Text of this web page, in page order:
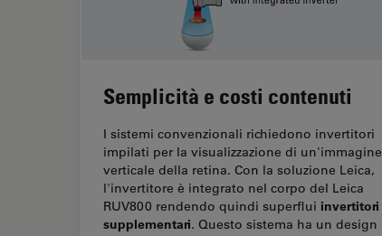
Semplicità e costi contenuti
I sistemi convenzionali richiedono invertitori
impilati per la visualizzazione di un'immagine
verticale della retina. Con la soluzione Leica,
l'invertitore è integrato nel corpo del Leica
RUV800 rendendo quindi superflui invertitori
supplementari. Questo sistema ha un design